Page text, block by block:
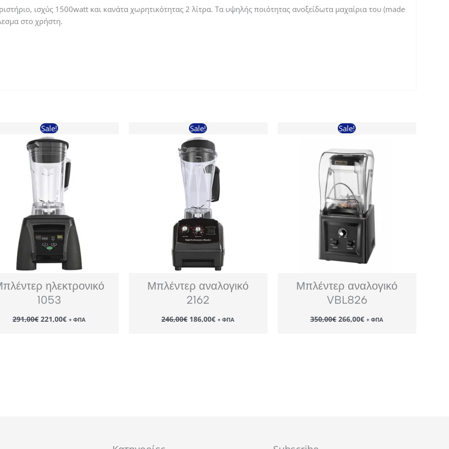
ισχύς 1500watt και κανάτα χωρητικότητας 2 λίτρα. Τα υψηλής ποιότητας ανοξείδωτα μαχαίρια του (made
στο χρήστη.
Sale!
ηλεκτρονικό
1053
291,00€ Original
price
221,00€Η
τρέχουσα
+ ΦΠΑ
Sale!
Μπλέντερ αναλογικό
2162
246,00€ Original
price
186,00€Η
τρέχουσα
+ ΦΠΑ
Sale!
Μπλέντερ αναλογικό
VBL826
350,00€ Original
price
266,00€Η
τρέχουσα
+ ΦΠΑ